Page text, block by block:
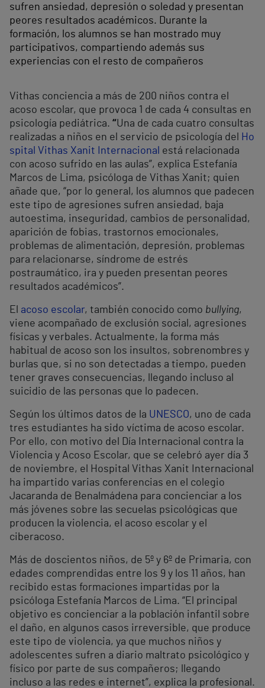
sufren ansiedad, depresión o soledad y presentan
peores resultados académicos. Durante la
formación, los alumnos se han mostrado muy
participativos, compartiendo además sus
experiencias con el resto de compañeros
Vithas conciencia a más de 200 niños contra el
acoso escolar, que provoca 1 de cada 4 consultas en
psicología pediátrica. “Una de cada cuatro consultas
realizadas a niños en el servicio de psicología del
Ho
spital Vithas Xanit Internacional está relacionada
con acoso sufrido en las aulas”, explica Estefanía
Marcos de Lima, psicóloga de Vithas Xanit; quien
añade que, “por lo general, los alumnos que padecen
este tipo de agresiones sufren ansiedad, baja
autoestima, inseguridad, cambios de personalidad,
aparición de fobias, trastornos emocionales,
problemas de alimentación, depresión, problemas
para relacionarse, síndrome de estrés
postraumático, ira y pueden presentan peores
resultados académicos”.
El acoso escolar, también conocido como bullying,
viene acompañado de exclusión social, agresiones
físicas y verbales. Actualmente, la forma más
habitual de acoso son los insultos, sobrenombres y
burlas que, si no son detectadas a tiempo, pueden
tener graves consecuencias, llegando incluso al
suicidio de las personas que lo padecen.
Según los últimos datos de la UNESCO, uno de cada
tres estudiantes ha sido víctima de acoso escolar.
Por ello, con motivo del Día Internacional contra la
Violencia y Acoso Escolar, que se celebró ayer día 3
de noviembre, el Hospital Vithas Xanit Internacional
ha impartido varias conferencias en el colegio
Jacaranda de Benalmádena para concienciar a los
más jóvenes sobre las secuelas psicológicas que
producen la violencia, el acoso escolar y el
ciberacoso.
Más de doscientos niños, de 5º y 6º de Primaria, con
edades comprendidas entre los 9 y los 11 años, han
recibido estas formaciones impartidas por la
psicóloga Estefanía Marcos de Lima. “El principal
objetivo es concienciar a la población infantil sobre
el daño, en algunos casos irreversible, que produce
este tipo de violencia, ya que muchos niños y
adolescentes sufren a diario maltrato psicológico y
físico por parte de sus compañeros; llegando
incluso a las redes e internet”, explica la profesional.